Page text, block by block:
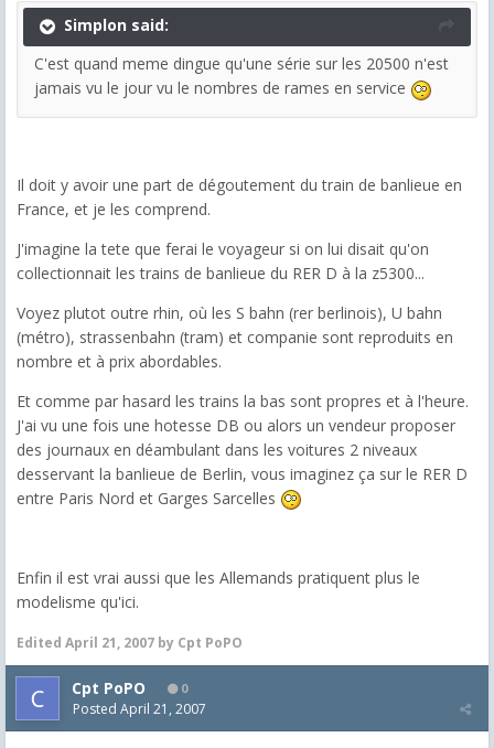
Simplon said:
C'est quand meme dingue qu'une série sur les 20500 n'est
jamais vu le jour vu le nombres de rames en service
Il doit y avoir une part de dégoutement du train de banlieue en
France, et je les comprend.
J'imagine la tete que ferai le voyageur si on lui disait qu'on
collectionnait les trains de banlieue du RER D à la z5300...
Voyez plutot outre rhin, où les S bahn (rer berlinois), U bahn
(métro), strassenbahn (tram) et companie sont reproduits en
nombre et à prix abordables.
Et comme par hasard les trains la bas sont propres et à l'heure.
J'ai vu une fois une hotesse DB ou alors un vendeur proposer
des journaux en déambulant dans les voitures 2 niveaux
desservant la banlieue de Berlin, vous imaginez ça sur le RER D
entre Paris Nord et Garges Sarcelles
Enfin il est vrai aussi que les Allemands pratiquent plus le
modelisme qu'ici.
Edited April 21, 2007 by Cpt PoPO
Cpt PoPO 0
Posted April 21, 2007